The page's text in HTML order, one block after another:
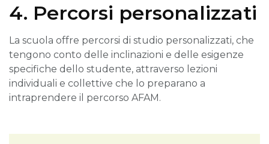
4. Percorsi personalizzati
La scuola offre percorsi di studio personalizzati, che
tengono conto delle inclinazioni e delle esigenze
specifiche dello studente, attraverso lezioni
individuali e collettive che lo preparano a
intraprendere il percorso AFAM.